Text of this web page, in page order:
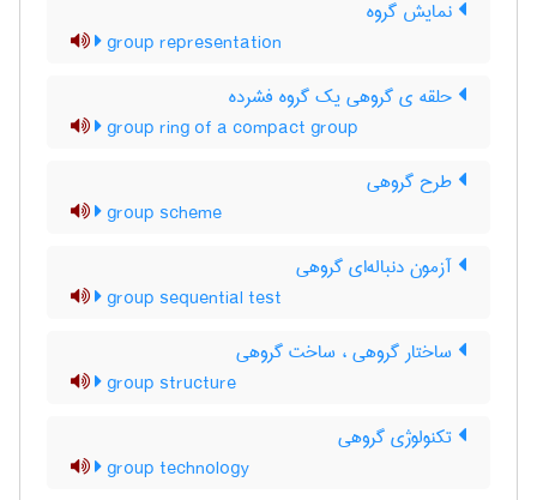
نمایش گروه
group representation
حلقه ی گروهی یک گروه فشرده
group ring of a compact group
طرح گروهی
group scheme
آزمون دنباله‌ای گروهی
group sequential test
ساختار گروهی ، ساخت گروهی
group structure
تکنولوژی گروهی
group technology